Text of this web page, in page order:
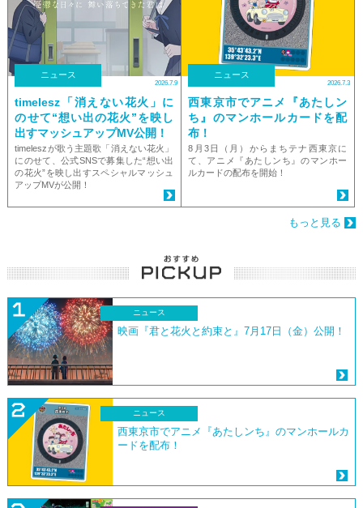
ニュース
2026.7.9
timelesz「消えない花⽕」に
のせて“想い出の花⽕”を映し
出すマッシュアップMV公開！
timeleszが歌う主題歌「消えない花⽕」
にのせて、公式SNSで募集した“想い出
の花⽕”を映し出すスペシャルマッシュ
アップMVが公開！
ニュース
2026.7.3
西東京市でアニメ『あたしン
ち』のマンホールカードを配
布！
8月3日（月）からまちテナ西東京に
て、アニメ『あたしンち』のマンホー
ルカードの配布を開始！
もっと見る
ニュース
映画『君と花火と約束と』7月17日（金）公開！
ニュース
西東京市でアニメ『あたしンち』のマンホールカ
ードを配布！